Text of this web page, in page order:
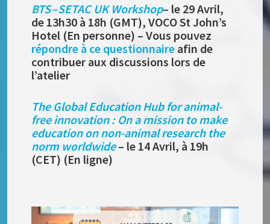
BTS – SETAC UK Workshop– le 29 Avril,
de 13h30 à 18h (GMT), VOCO St John’s
Hotel (En personne) – Vous pouvez
répondre à ce questionnaire afin de
contribuer aux discussions lors de
l’atelier
The Global Education Hub for animal-
free innovation : On a mission to make
education on non-animal research the
norm worldwide– le 14 Avril, à 19h
(CET) (En ligne)